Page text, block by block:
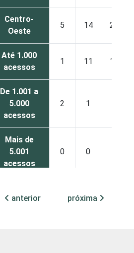
Centro-
Oeste
5 14 26
Até 1.000
acessos
1 11 15
De 1.001 a
5.000
acessos
2 1
Mais de
5.001
acessos
0 0
informação
26
anterior próxima